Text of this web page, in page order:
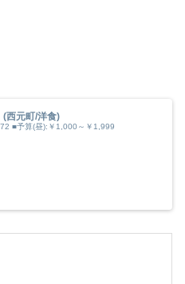
(西元町/洋食)
予算(昼):￥1,000～￥1,999